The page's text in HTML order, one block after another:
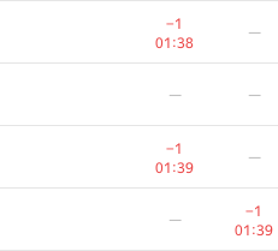
−1
01:38
—
— —
−1
01:39
—
—
−1
01:39
−1
01:38
—
— —
−1
01:39
—
—
−1
01:39